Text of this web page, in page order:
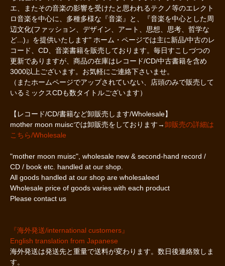
エ、またその音楽の影響を受けたと思われるテクノ等のエレクト
ロ音楽を中心に、多種多様な『音楽』と、『音楽を中心とした周
辺文化(ファッション、デザイン、アート、思想、思考、哲学な
ど...)』を提供いたします" ホーム・ページでは主に新品/中古のレ
コード、CD、音楽書籍を販売しております。毎日すこしづつの
更新でありますが、商品の在庫はレコード/CD/中古書籍を含め
3000以上ございます。お気軽にご連絡下さいませ。
（またホームページでアップされていない、店頭のみで販売して
いるミックスCDも数タイトルございます）
【レコード/CD/書籍など卸販売します/Wholesale】
mother moon muiscでは卸販売をしております→卸販売の詳細は
こちら/Wholesale
"mother moon muisc", wholesale new & second-hand record /
CD / book etc. handled at our shop.
All goods handled at our shop are wholesaleed
Wholesale price of goods varies with each product
Please contact us
『海外発送/international customers』
English translation from Japanese
海外発送は発送先と重量で送料が変わります。数日後連絡致しま
す。